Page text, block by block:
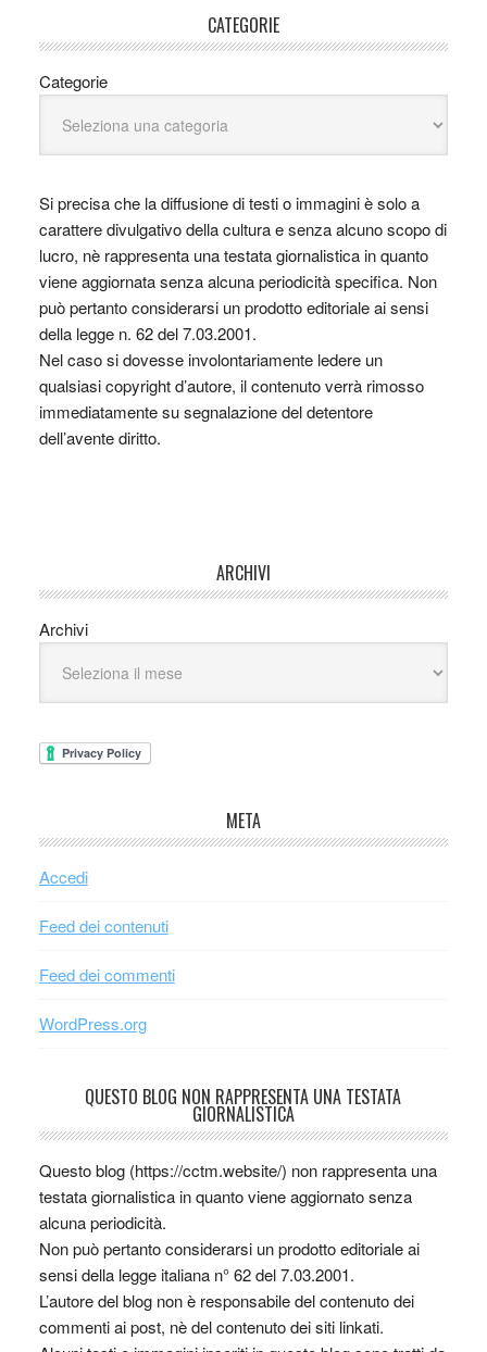
CATEGORIE
Categorie
Si precisa che la diffusione di testi o immagini è solo a
carattere divulgativo della cultura e senza alcuno scopo di
lucro, nè rappresenta una testata giornalistica in quanto
viene aggiornata senza alcuna periodicità specifica. Non
può pertanto considerarsi un prodotto editoriale ai sensi
della legge n. 62 del 7.03.2001.
Nel caso si dovesse involontariamente ledere un
qualsiasi copyright d’autore, il contenuto verrà rimosso
immediatamente su segnalazione del detentore
dell’avente diritto.
ARCHIVI
Archivi
META
Accedi
Feed dei contenuti
Feed dei commenti
WordPress.org
QUESTO BLOG NON RAPPRESENTA UNA TESTATA
GIORNALISTICA
Questo blog (https://cctm.website/) non rappresenta una
testata giornalistica in quanto viene aggiornato senza
alcuna periodicità.
Non può pertanto considerarsi un prodotto editoriale ai
sensi della legge italiana n° 62 del 7.03.2001.
L’autore del blog non è responsabile del contenuto dei
commenti ai post, nè del contenuto dei siti linkati.